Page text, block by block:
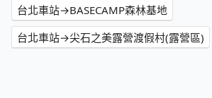
台北車站→BASECAMP森林基地
台北車站→尖石之美露營渡假村(露營區)